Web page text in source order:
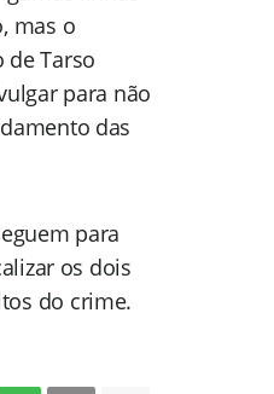
mas o
de Tarso
para não
das
para
os dois
do crime.